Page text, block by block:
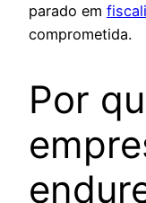
parado em
comprometida.
Por